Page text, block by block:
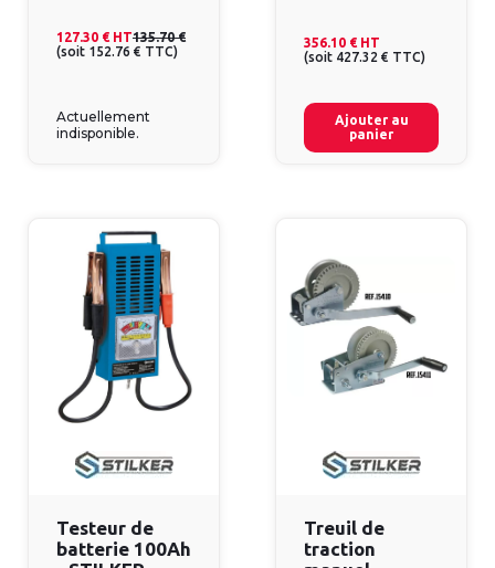
127.30 € HT135.70 €
(soit 152.76 € TTC)
Actuellement
indisponible.
356.10 € HT
(soit 427.32 € TTC)
Ajouter au
panier
Testeur de
batterie 100Ah
Treuil de
traction